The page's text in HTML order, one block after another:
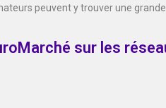
peuvent y trouver une
sur les